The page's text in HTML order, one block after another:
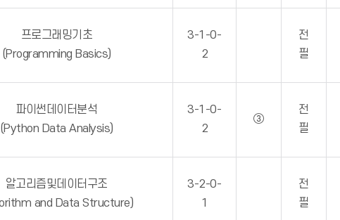
프로그래밍기초
(Programming Basics)
3-1-0-
2
전
필
파이썬데이터분석
(Python Data Analysis)
3-1-0-
2
③
전
필
알고리즘및데이터구조
and Data Structure)
3-2-0-
1
전
필